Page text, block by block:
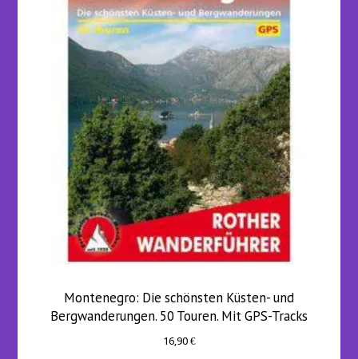
Montenegro: Die schönsten Küsten- und
Bergwanderungen. 50 Touren. Mit GPS-Tracks
16,90 €